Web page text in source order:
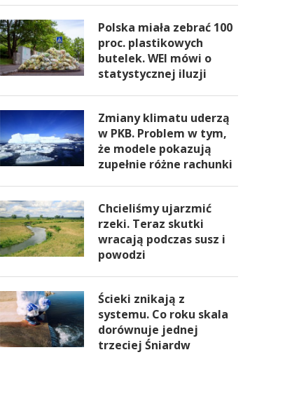
Polska miała zebrać 100
proc. plastikowych
butelek. WEI mówi o
statystycznej iluzji
Zmiany klimatu uderzą
w PKB. Problem w tym,
że modele pokazują
zupełnie różne rachunki
Chcieliśmy ujarzmić
rzeki. Teraz skutki
wracają podczas susz i
powodzi
Ścieki znikają z
systemu. Co roku skala
dorównuje jednej
trzeciej Śniardw